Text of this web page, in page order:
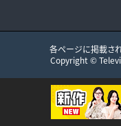
各ページに掲載さ
Copyright ©